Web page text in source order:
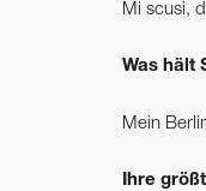
Mi scusi,
Was hält
Mein
Ihre